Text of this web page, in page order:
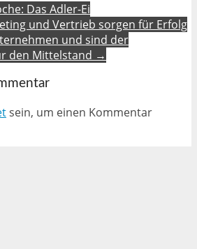
Das Adler-Ei
und Vertrieb sorgen für Erfolg
und sind der
den Mittelstand →
sein, um einen Kommentar